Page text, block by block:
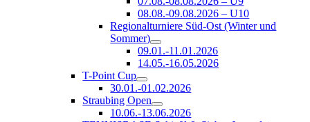
08.08.-09.08.2026 – U10
Regionalturniere Süd-Ost (Winter und
Sommer)
09.01.-11.01.2026
14.05.-16.05.2026
T-Point Cup
30.01.-01.02.2026
Straubing Open
10.06.-13.06.2026